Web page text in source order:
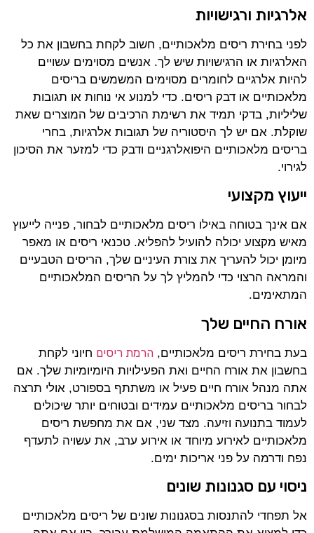
אלרגיות ורגישויות
לפני בחירת ריסים מלאכותיים, חשוב לקחת בחשבון את כל
האלרגיות או הרגישויות שיש לך. אנשים מסוימים עשויים
להיות אלרגיים לחומרים מסוימים המשמשים בריסים
מלאכותיים או דבק ריסים. כדי למנוע אי נוחות או תגובות
שליליות, בדקי תמיד את רשימת הרכיבים של המוצרים שאת
שוקלת. אם יש לך היסטוריה של תגובות אלרגיות, בחרי
בריסים מלאכותיים היפואלרגניים ודבק כדי למזער את הסיכון
לגירוי.
ייעוץ מקצועי
אם אינך בטוחה באילו ריסים מלאכותיים לבחור, פנייה לייעוץ
מאיש מקצוע יכולה להועיל להפליא. טכנאי ריסים או מאפר
מיומן יכול להעריך את צורת העיניים שלך, הריסים הטבעיים
והמראה הרצוי כדי להמליץ לך על הריסים המלאכותיים
המתאימים.
אורח החיים שלך
בעת בחירת ריסים מלאכותיים, הרמת ריסיםחיוני לקחת
בחשבון את אורח החיים ואת הפעילויות היומיומיות שלך. אם
אתה מנהל אורח חיים פעיל או משתתף בספורט, אולי תרצה
לבחור בריסים מלאכותיים עמידים ובטוחים יותר שיכולים
לעמוד בתנועה וזיעה. מצד שני, אם את מחפשת ריסים
מלאכותיים לאירוע מיוחד או אירוע ערב, את עשויה לתעדף
נפח ודרמה על פני אריכות ימים.
ניסוי עם סגנונות שונים
אל תפחדי להתנסות בסגנונות שונים של ריסים מלאכותיים